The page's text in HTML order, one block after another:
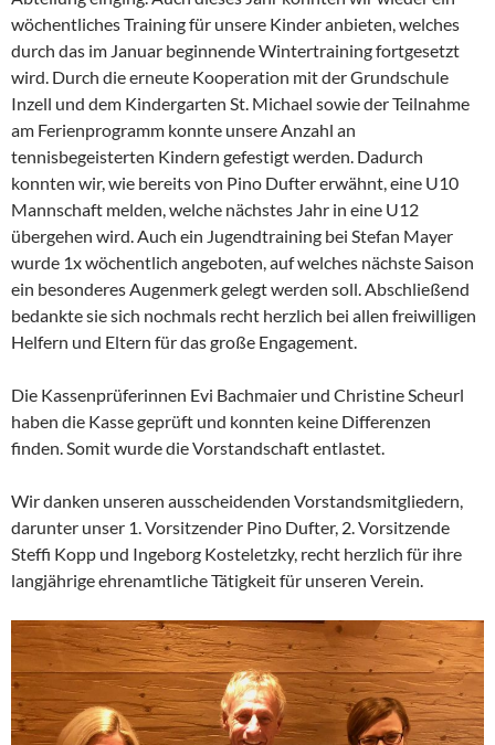
wöchentliches Training für unsere Kinder anbieten, welches
durch das im Januar beginnende Wintertraining fortgesetzt
wird. Durch die erneute Kooperation mit der Grundschule
Inzell und dem Kindergarten St. Michael sowie der Teilnahme
am Ferienprogramm konnte unsere Anzahl an
tennisbegeisterten Kindern gefestigt werden. Dadurch
konnten wir, wie bereits von Pino Dufter erwähnt, eine U10
Mannschaft melden, welche nächstes Jahr in eine U12
übergehen wird. Auch ein Jugendtraining bei Stefan Mayer
wurde 1x wöchentlich angeboten, auf welches nächste Saison
ein besonderes Augenmerk gelegt werden soll. Abschließend
bedankte sie sich nochmals recht herzlich bei allen freiwilligen
Helfern und Eltern für das große Engagement.
Die Kassenprüferinnen Evi Bachmaier und Christine Scheurl
haben die Kasse geprüft und konnten keine Differenzen
finden. Somit wurde die Vorstandschaft entlastet.
Wir danken unseren ausscheidenden Vorstandsmitgliedern,
darunter unser 1. Vorsitzender Pino Dufter, 2. Vorsitzende
Steffi Kopp und Ingeborg Kosteletzky, recht herzlich für ihre
langjährige ehrenamtliche Tätigkeit für unseren Verein.